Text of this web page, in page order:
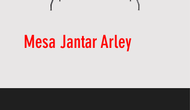
Mesa Jantar Arley